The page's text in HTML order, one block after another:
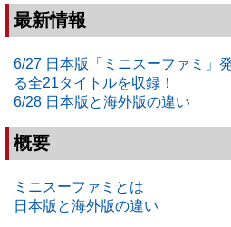
最新情報
6/27 日本版「ミニスーファミ」
る全21タイトルを収録！
6/28 日本版と海外版の違い
概要
ミニスーファミとは
日本版と海外版の違い